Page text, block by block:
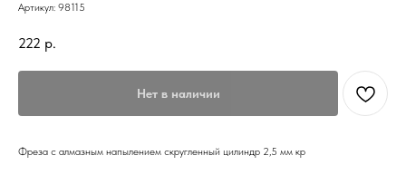
Артикул: 98115
222 р.
Нет в наличии
Фреза с алмазным напылением скругленный цилиндр 2,5 мм кр